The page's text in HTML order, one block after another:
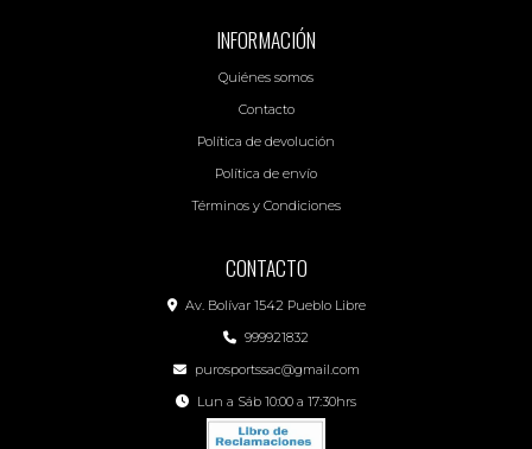
INFORMACIÓN
Quiénes somos
Contacto
Política de devolución
Política de envío
Términos y Condiciones
CONTACTO
Av. Bolívar 1542 Pueblo Libre
999921832
purosportssac@gmail.com
Lun a Sáb 10:00 a 17:30hrs